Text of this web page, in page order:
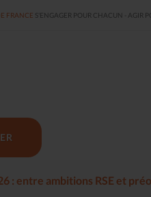
FRANCE S'ENGAGER POUR CHACUN - AGIR
: entre ambitions RSE et